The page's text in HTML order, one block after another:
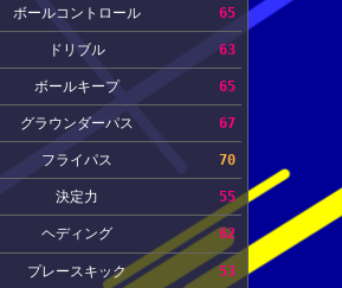
65
ボールコントロール
63
ドリブル
65
ボールキープ
67
グラウンダーパス
70
フライパス
55
決定力
62
ヘディング
53
プレースキック